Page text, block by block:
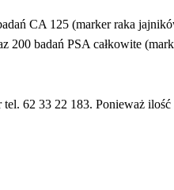
CA 125 (marker raka
badań PSA całkowite
62 33 22 183. Ponieważ